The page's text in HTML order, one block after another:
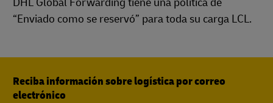
“Enviado como se reservó” para toda su carga LCL.
Reciba información sobre logística por correo
electrónico